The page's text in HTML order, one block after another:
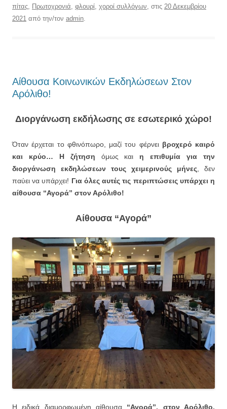
πίτας
Πρωτοχρονιά φλουρί χοροί συλλόγων , στις 20 Δεκεμβρίου
2021 από την/τον admin
Αίθουσα Κοινωνικών Εκδηλώσεων Στον
Αρόλιθο!
Διοργάνωση εκδήλωσης σε εσωτερικό χώρο!
Όταν έρχεται το φθινόπωρο, μαζί του φέρνει βροχερό καιρό
και κρύο…
Η ζήτηση όμως και η επιθυμία για την
διοργάνωση εκδηλώσεων τους χειμερινούς μήνες , δεν
παύει να υπάρχει! Για όλες αυτές τις περιπτώσεις υπάρχει η
αίθουσα “Αγορά” στον Αρόλιθο!
Αίθουσα “Αγορά”
Η ειδικά διαμορφωμένη αίθουσα “Αγορά”, στον Αρόλιθο,